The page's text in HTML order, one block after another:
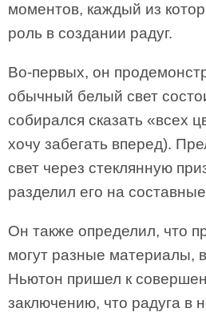
моментов, каждый из
роль в создании радуг.
Во-первых, он
обычный белый свет
собирался сказать «всех
хочу забегать вперед).
свет через стеклянную
разделил его на
Он также определил, что
могут разные материалы,
Ньютон пришел к
заключению, что радуга в